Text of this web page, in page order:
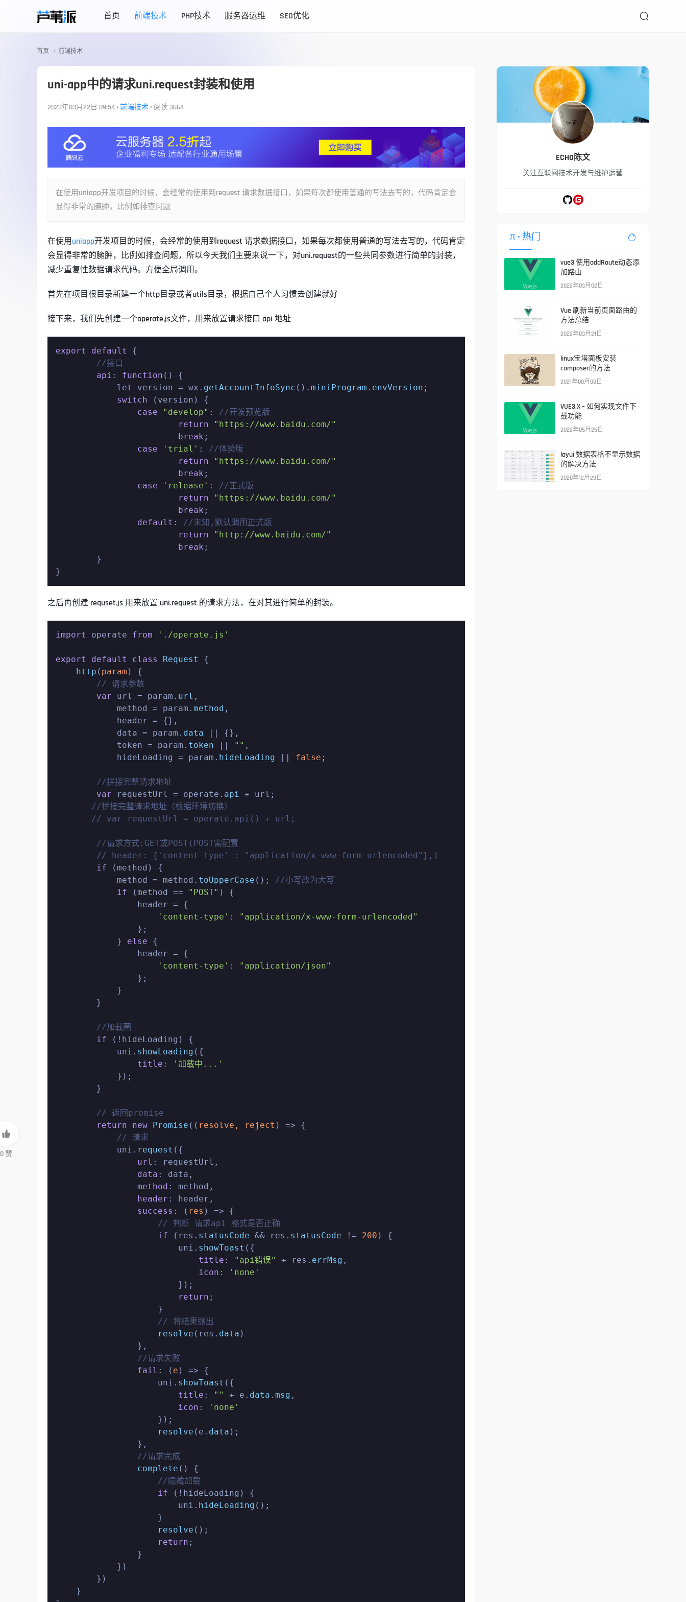
首页 前端技术 PHP技术 服务器运维 SEO优化 
首页 前端技术
uni-app中的请求uni.request封装和使用
2023年03月22日 09:54 • 前端技术 • 阅读 3664
在使用uniapp开发项目的时候，会经常的使用到request 请求数据接口，如果每次都使用普通的写法去写的，代码肯定会
显得非常的臃肿，比例如排查问题
在使用uniapp开发项目的时候，会经常的使用到request 请求数据接口，如果每次都使用普通的写法去写的，代码肯定
会显得非常的臃肿，比例如排查问题，所以今天我们主要来说一下， 对uni.request的一些共同参数进行简单的封装，
减少重复性数据请求代码。方便全局调用。
首先在项目根目录新建一个http目录或者utils目录，根据自己个人习惯去创建就好
接下来，我们先创建一个operate.js文件，用来放置请求接口 api 地址
export default
{
//接口
api : function ( ) {
let
version = wx. getAccountInfoSync (). miniProgram . envVersion ;
switch (version) {
case
"develop" :
//开发预览版
return
"https://www.baidu.com/"
break ;
case
'trial' :
//体验版
return
"https://www.baidu.com/"
break ;
case
'release' :
//正式版
return
"https://www.baidu.com/"
break ;
default :
//未知,默认调用正式版
return
"http://www.baidu.com/"
break ;
}
之后再创建 requset.js 用来放置 uni.request 的请求方法，在对其进行简单的封装。
import operate from './operate.js'
export default class Request
{
http ( param ) {
// 请求参数
var url = param. url ,
            method = param.
method ,
            header = {},
            data = param.
data || {},
            token = param.
token || "" ,
            hideLoading = param.
hideLoading || false ;
//拼接完整请求地址
var requestUrl = operate. api
+ url;
//拼接完整请求地址（根据环境切换）
// var requestUrl = operate.api() + url;
//请求方式:GET或POST(POST需配置
// header: {'content-type' : "application/x-www-form-urlencoded"},)
if (method) {
            method = method.
toUpperCase ();
//小写改为大写
if (method == "POST" ) {
                header = {
'content-type' :
"application/x-www-form-urlencoded"
                };
            }
else {
                header = {
'content-type' :
"application/json"
                };
            }
        }
//加载圈
if (!hideLoading) {
            uni.
showLoading ({
title :
'加载中...'
            });
        }
// 返回promise
return
new Promise ( ( resolve, reject ) => {
// 请求
            uni.
request ({
url : requestUrl,
data : data,
method : method,
header : header,
success : ( res ) => {
// 判断 请求api 格式是否正确
if (res. statusCode && res. statusCode != 200 ) {
                        uni.
showToast ({
title : "api错误" + res. errMsg ,
icon :
'none'
                        });
return ;
                    }
// 将结果抛出
resolve (res. data )
                },
//请求失败
fail : ( e ) => {
                    uni.
showToast ({
title : "" + e. data . msg ,
icon :
'none'
                    });
resolve (e. data );
                },
//请求完成
complete ( ) {
//隐藏加载
if (!hideLoading) {
                        uni.
hideLoading ();
                    }
resolve ();
return ;
                }
            })
        })
    }
ECHO陈文
关注互联网技术开发与维护运营
π • 热门 
vue3 使用addRoute动态添
加路由
2022年03月02日
Vue 刷新当前页面路由的
方法总结
2022年03月21日
linux宝塔面板安装
composer的方法
2021年08月08日
VUE3.X – 如何实现文件下
载功能
2022年05月25日
layui 数据表格不显示数据
的解决方法
2020年12月29日

0 赞